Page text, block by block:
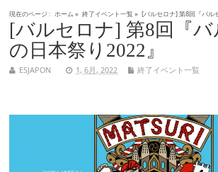
現在のページ : ホーム » 終了イベント一覧» [バルセロナ] 第8回『バル
[バルセロナ] 第8回『バ
の日本祭り2022』
ESJAPON 1, 6月, 2022 終了イベント一覧